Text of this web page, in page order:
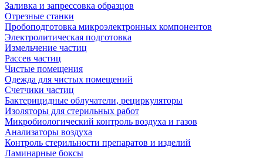
Заливка и запрессовка образцов
Отрезные станки
Пробоподготовка микроэлектронных компонентов
Электролитическая подготовка
Измельчение частиц
Рассев частиц
Чистые помещения
Одежда для чистых помещений
Счетчики частиц
Бактерицидные облучатели, рециркуляторы
Изоляторы для стерильных работ
Микробиологический контроль воздуха и газов
Анализаторы воздуха
Контроль стерильности препаратов и изделий
Ламинарные боксы